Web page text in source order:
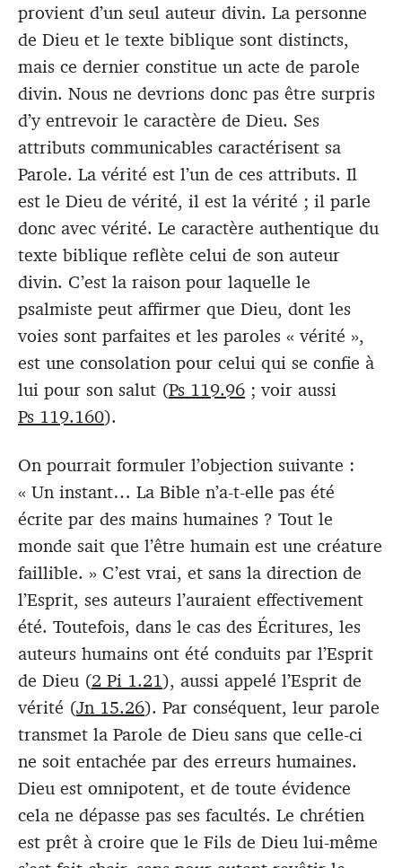
provient d’un seul auteur divin. La personne
de Dieu et le texte biblique sont distincts,
mais ce dernier constitue un acte de parole
divin. Nous ne devrions donc pas être surpris
d’y entrevoir le caractère de Dieu. Ses
attributs communicables caractérisent sa
Parole. La vérité est l’un de ces attributs. Il
est le Dieu de vérité, il est la vérité ; il parle
donc avec vérité. Le caractère authentique du
texte biblique reflète celui de son auteur
divin. C’est la raison pour laquelle le
psalmiste peut affirmer que Dieu, dont les
voies sont parfaites et les paroles « vérité »,
est une consolation pour celui qui se confie à
lui pour son salut (Ps 119.96 ; voir aussi
Ps 119.160).
On pourrait formuler l’objection suivante :
« Un instant… La Bible n’a-t-elle pas été
écrite par des mains humaines ? Tout le
monde sait que l’être humain est une créature
faillible. » C’est vrai, et sans la direction de
l’Esprit, ses auteurs l’auraient effectivement
été. Toutefois, dans le cas des Écritures, les
auteurs humains ont été conduits par l’Esprit
de Dieu (2 Pi 1.21), aussi appelé l’Esprit de
vérité (Jn 15.26). Par conséquent, leur parole
transmet la Parole de Dieu sans que celle-ci
ne soit entachée par des erreurs humaines.
Dieu est omnipotent, et de toute évidence
cela ne dépasse pas ses facultés. Le chrétien
est prêt à croire que le Fils de Dieu lui-même